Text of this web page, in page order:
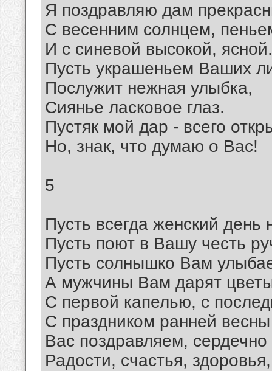
Я поздравляю дам
С весенним солнцем,
И с синевой высокой, ясной.
Пусть украшеньем Ваших
Послужит нежная улыбка,
Сиянье ласковое глаз.
Пустяк мой дар - всего
Но, знак, что думаю о Вас!
5
Пусть всегда женский день
Пусть поют в Вашу честь
Пусть солнышко Вам
А мужчины Вам дарят
С первой капелью, с
С праздником ранней весны
Вас поздравляем,
Радости, счастья,